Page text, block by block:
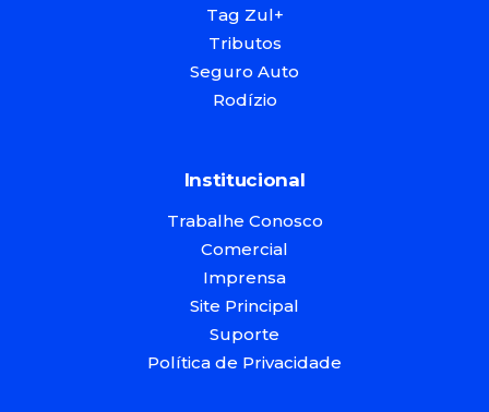
Tag Zul+
Tributos
Seguro Auto
Rodízio
Institucional
Trabalhe Conosco
Comercial
Imprensa
Site Principal
Suporte
Política de Privacidade